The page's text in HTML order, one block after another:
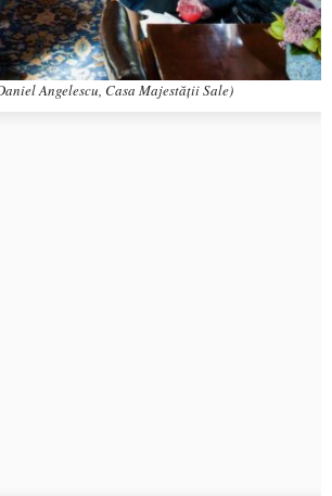
Angelescu, Casa Majestății Sale)